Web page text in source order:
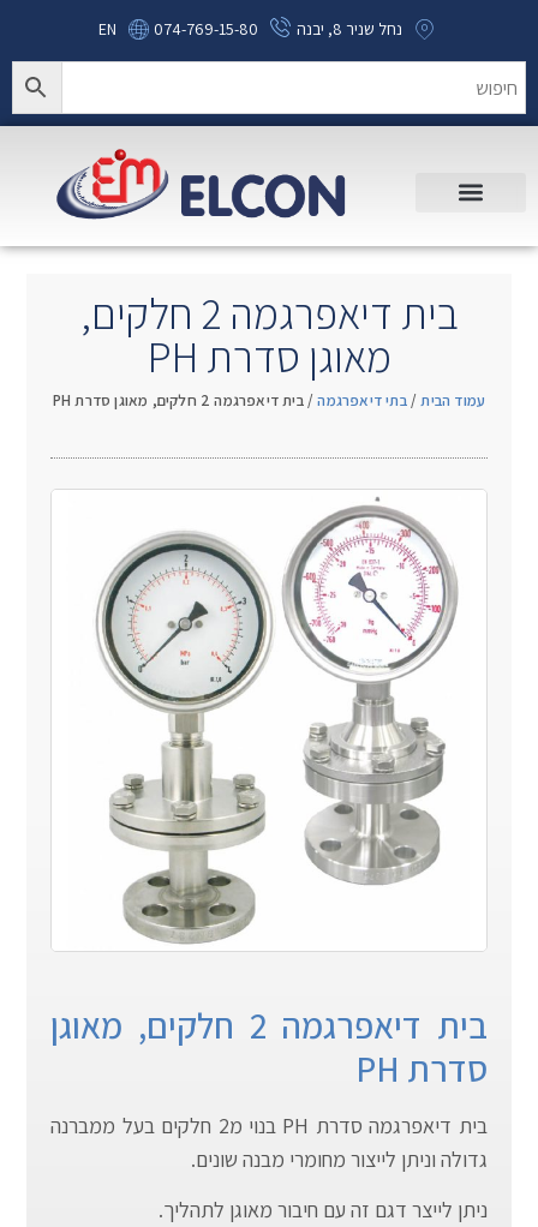
נחל שניר 8, יבנה 074-769-15-80
EN
בית דיאפרגמה 2 חלקים,
מאוגן סדרת PH
עמוד הבית/בתי דיאפרגמה/ בית דיאפרגמה 2 חלקים, מאוגן סדרת PH
בית דיאפרגמה 2 חלקים, מאוגן
סדרת PH
בית דיאפרגמה סדרת PH בנוי מ2 חלקים בעל ממברנה
גדולה וניתן לייצור מחומרי מבנה שונים.
ניתן לייצר דגם זה עם חיבור מאוגן לתהליך.